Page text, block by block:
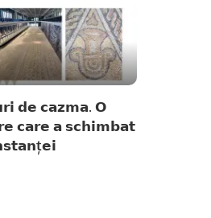
𝗱𝗲 𝗰𝗮𝘇𝗺𝗮. 𝗢
𝗰𝗮𝗿𝗲 𝗮 𝘀𝗰𝗵𝗶𝗺𝗯𝗮𝘁